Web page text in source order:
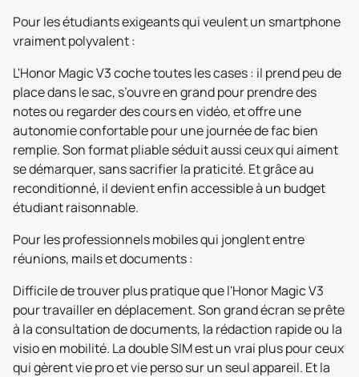
Pour les étudiants exigeants qui veulent un smartphone
vraiment polyvalent :
L'Honor Magic V3 coche toutes les cases : il prend peu de
place dans le sac, s’ouvre en grand pour prendre des
notes ou regarder des cours en vidéo, et offre une
autonomie confortable pour une journée de fac bien
remplie. Son format pliable séduit aussi ceux qui aiment
se démarquer, sans sacrifier la praticité. Et grâce au
reconditionné, il devient enfin accessible à un budget
étudiant raisonnable.
Pour les professionnels mobiles qui jonglent entre
réunions, mails et documents :
Difficile de trouver plus pratique que l'Honor Magic V3
pour travailler en déplacement. Son grand écran se prête
à la consultation de documents, la rédaction rapide ou la
visio en mobilité. La double SIM est un vrai plus pour ceux
qui gèrent vie pro et vie perso sur un seul appareil. Et la